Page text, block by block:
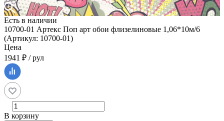
Есть в наличии
10700-01 Артекс Поп арт обои флизелиновые 1,06*10м/6
(Артикул: 10700-01)
Цена
1941 ₽ / рул
В корзину